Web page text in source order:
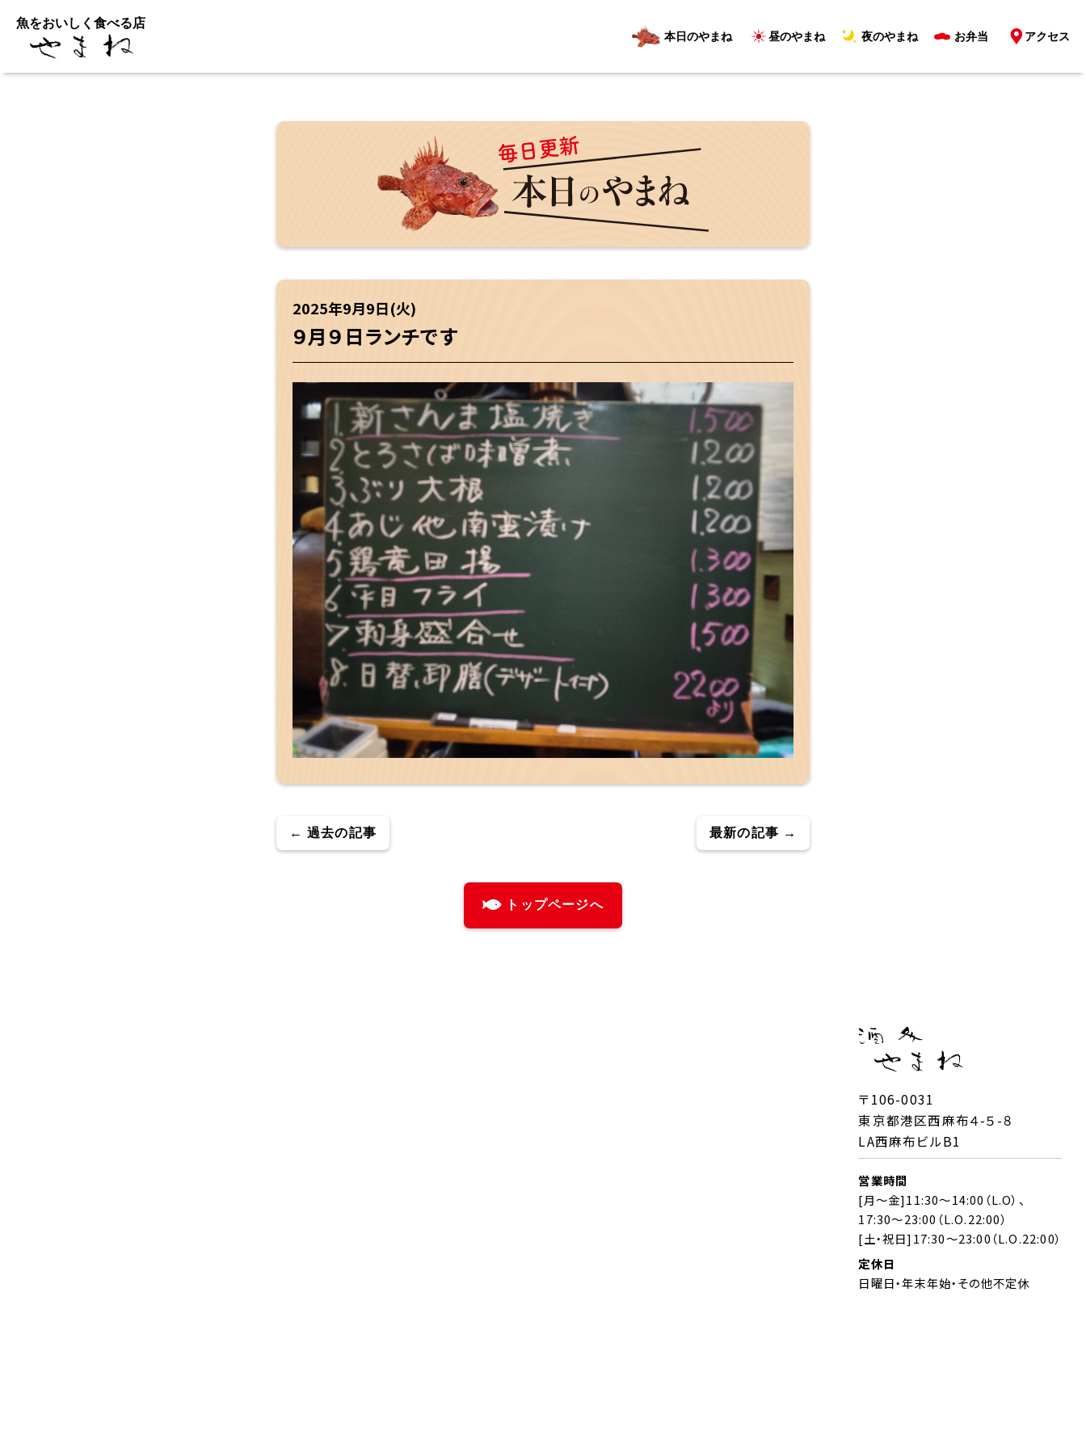
魚をおいしく食べる店
本日のやまね 昼のやまね 夜のやまね お弁当 アクセス
2025年9月9日(火)
９月９日ランチです
← 過去の記事 最新の記事 →
トップページへ
〒106-0031
東京都港区西麻布４-５-８
LA西麻布ビルB1
営業時間
[月～金]11:30～14:00（L.O）、
17:30～23:00（L.O.22:00）
[土・祝日]17:30～23:00（L.O.22:00）
定休日
日曜日・年末年始・その他不定休